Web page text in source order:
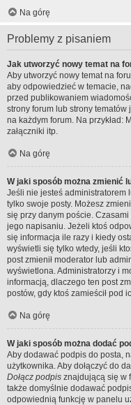
Na górę
Problemy z pisaniem
Jak utworzyć nowy temat na
Aby utworzyć nowy temat na
aby odpowiedzieć w temacie,
przed publikowaniem
strony forum lub strony
na każdym forum. Na przykład:
załączniki itp.
Na górę
W jaki sposób można zmienić
Jeśli nie jesteś administratorem
tylko swoje posty. Możesz
się przy danym poście.
jego napisaniu. Jeżeli ktoś
się informacja ile razy i kiedy
wyświetli się tylko wtedy, jeśli
post zmienił moderator lub
wyświetlona. Administratorzy i
informacją, dlaczego ten post
postów, gdy ktoś zamieścił pod
Na górę
W jaki sposób można dodać
Aby dodawać podpis do posta,
użytkownika. Aby dołączyć do
Dołącz podpis znajdującą się w
także domyślnie dodawać
odpowiednią funkcję w panelu